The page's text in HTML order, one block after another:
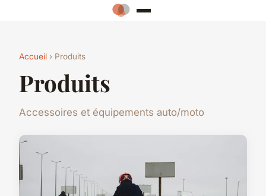
Accueil › Produits
Produits
Accessoires et équipements auto/moto